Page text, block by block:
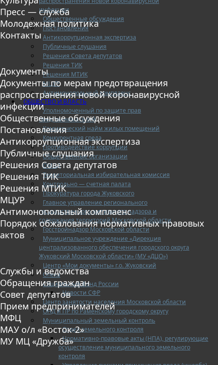
инфекции
Общественные обсуждения
Постановления
Антикоррупционная экспертиза
Публичные слушания
Решения Совета депутатов
Решения ТИК
Решения МТИК
МЦУР
Антимонопольный комплаенс
ОБЩЕСТВО И ВЛАСТЬ
Уполномоченный по защите прав
предпринимателей
Коммерческий найм жилых помещений
Конкурентная среда
Противодействие коррупции
Общественные организации
ОМВД
Территориальная избирательная комиссия
Контрольно — счетная палата
Прокуратура города Жуковского
Главное управление регионального
государственного жилищного надзора и
содержания территорий Московской области
Госстройнадзор Московской области
Муниципальное учреждение «Дирекция
централизованного обеспечения городского округа
Жуковский Московской области» (МУ «ДЦО»)
Центр «Мои документы» г.о. Жуковский
Опека
Социальный фонд России
Новости СФР
Центр занятости населения Московской области
ОНД и ПР по Раменскому городскому округу
Муниципальный земельный контроль
Отдел земельного контроля
Нормативно-правовые акты (НПА), регулирующие
осуществление муниципального земельного
контроля
Пресс — служба
Молодежная политика
Контакты
Документы
Документы по мерам предотвращения
распространения новой коронавирусной
инфекции
Общественные обсуждения
Постановления
Антикоррупционная экспертиза
Публичные слушания
Решения Совета депутатов
Решения ТИК
Решения МТИК
МЦУР
Антимонопольный комплаенс
Порядок обжалования нормативных правовых
актов
Службы и ведомства
Обращения граждан
Совет депутатов
Прием предпринимателей
МФЦ
МАУ о/л «Восток-2»
МУ МЦ «Дружба»